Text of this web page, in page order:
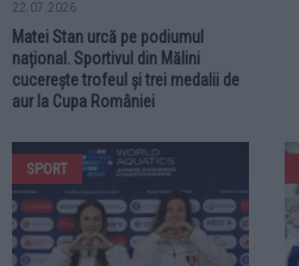
22.07.2026
Matei Stan urcă pe podiumul
național. Sportivul din Mălini
cucerește trofeul și trei medalii de
aur la Cupa României
SPORT